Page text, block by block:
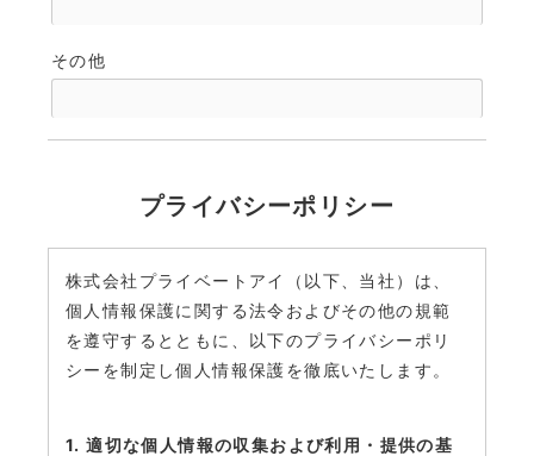
その他
プライバシーポリシー
株式会社プライベートアイ（以下、当社）は、
個人情報保護に関する法令およびその他の規範
を遵守するとともに、以下のプライバシーポリ
シーを制定し個人情報保護を徹底いたします。
1. 適切な個人情報の収集および利用・提供の基